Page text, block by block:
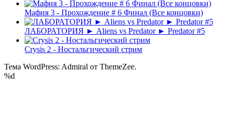
Мафия 3 - Прохождение # 6 Финал (Все концовки)
ЛАБОРАТОРИЯ ► Aliens vs Predator ► Predator #5
Crysis 2 - Ностальгический стрим
Тема WordPress: Admiral от ThemeZee.
%d